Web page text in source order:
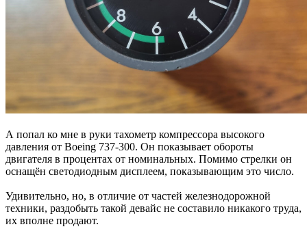
А попал ко мне в руки тахометр компрессора высокого
давления от Boeing 737-300. Он показывает обороты
двигателя в процентах от номинальных. Помимо стрелки он
оснащён светодиодным дисплеем, показывающим это число.
Удивительно, но, в отличие от частей железнодорожной
техники, раздобыть такой девайс не составило никакого труда,
их вполне продают.